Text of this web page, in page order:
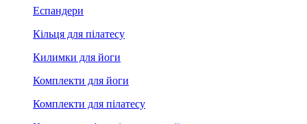
Еспандери
Кільця для пілатесу
Килимки для йоги
Комплекти для йоги
Комплекти для пілатесу